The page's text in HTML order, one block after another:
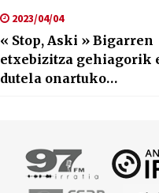
2023/04/04
« Stop, Aski » Bigarren
etxebizitza gehiagorik
dutela onartuko